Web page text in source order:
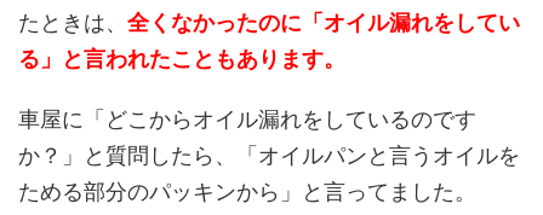
たときは、 全くなかったのに「オイル漏れをしてい
る」と言われたこともあります。
車屋に「どこからオイル漏れをしているのです
か？」と質問したら、「オイルパンと言うオイルを
ためる部分のパッキンから」と言ってました。